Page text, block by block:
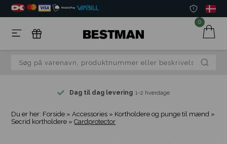
0
Dag til dag levering 1-2 hverdage
Du er her: Forside »Accessories » Kortholdere og punge til mænd »
Secrid kortholdere »Cardprotector